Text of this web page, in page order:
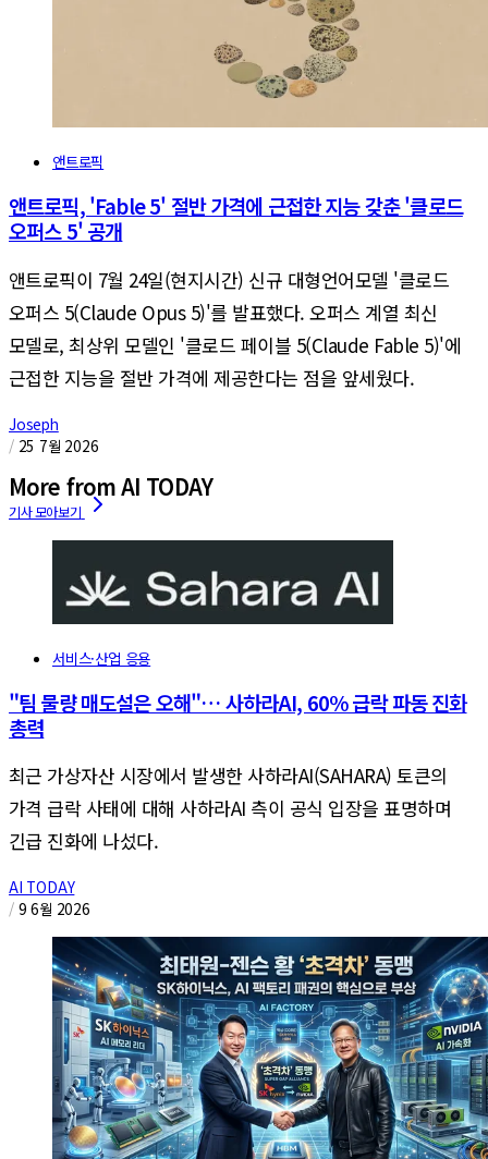
앤트로픽
앤트로픽, 'Fable 5' 절반 가격에 근접한 지능 갖춘 '클로드
오퍼스 5' 공개
앤트로픽이 7월 24일(현지시간) 신규 대형언어모델 '클로드
오퍼스 5(Claude Opus 5)'를 발표했다. 오퍼스 계열 최신
모델로, 최상위 모델인 '클로드 페이블 5(Claude Fable 5)'에
근접한 지능을 절반 가격에 제공한다는 점을 앞세웠다.
Joseph
/ 25 7월 2026
More from AI TODAY
서비스·산업 응용
"팀 물량 매도설은 오해"… 사하라AI, 60% 급락 파동 진화
총력
최근 가상자산 시장에서 발생한 사하라AI(SAHARA) 토큰의
가격 급락 사태에 대해 사하라AI 측이 공식 입장을 표명하며
긴급 진화에 나섰다.
AI TODAY
/ 9 6월 2026